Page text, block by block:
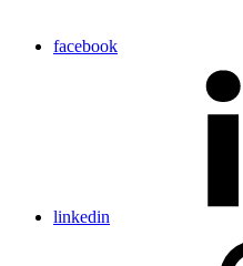
facebook
linkedin